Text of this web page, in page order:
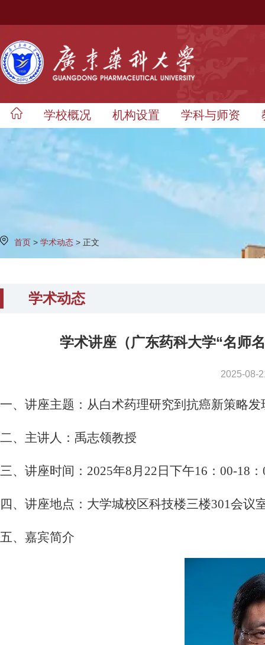
学校概况 机构设置 学科与师资
首页 > 学术动态 > 正文
学术动态
学术讲座（广东药科大学“名师
2025-
一、讲座主题：从白术药理研究到抗癌新策略发
二、主讲人：禹志领教授
三、讲座时间： 2025年8月22日下午16：00-18：
四、讲座地点：大学城校区科技楼三楼301会议
五、嘉宾简介